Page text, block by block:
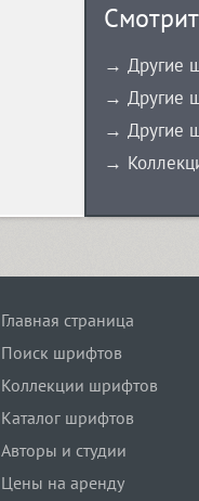
→ Другие
→ Другие
→ Другие
→
Главная страница
Поиск шрифтов
Коллекции шрифтов
Каталог шрифтов
Авторы и студии
Цены на аренду